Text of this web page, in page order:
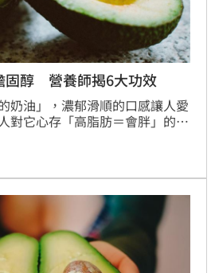
固醇 營養師揭6大功效
奶油」，濃郁滑順的口感讓人愛
對它心存「高脂肪＝會胖」的誤
改善膽固醇、穩定血糖、燃燒內